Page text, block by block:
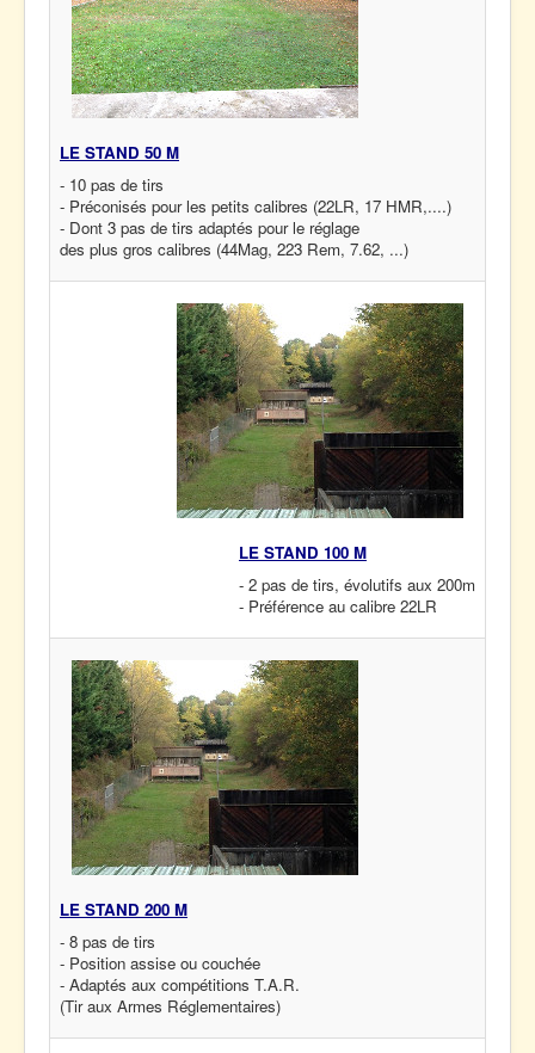
LE STAND 50 M
- 10 pas de tirs
- Préconisés pour les petits calibres (22LR, 17 HMR,....)
- Dont 3 pas de tirs adaptés pour le réglage
des plus gros calibres (44Mag, 223 Rem, 7.62, ...)
LE STAND 100 M
- 2 pas de tirs, évolutifs aux 200m
- Préférence au calibre 22LR
LE STAND 200 M
- 8 pas de tirs
- Position assise ou couchée
- Adaptés aux compétitions T.A.R.
(Tir aux Armes Réglementaires)